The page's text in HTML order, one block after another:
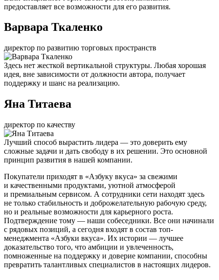
предоставляет все возможности для его развития.
Варвара Ткаленко
директор по развитию торговых пространств
Здесь нет жесткой вертикальной структуры. Любая хорошая
идея, вне зависимости от должности автора, получает
поддержку и шанс на реализацию.
Яна Титаева
директор по качеству
Лучший способ вырастить лидера — это доверить ему
сложные задачи и дать свободу в их решении. Это основной
принцип развития в нашей компании.
Покупатели приходят в «Азбуку вкуса» за свежими
и качественными продуктами, уютной атмосферой
и премиальным сервисом. А сотрудники сети находят здесь
не только стабильность и доброжелательную рабочую среду,
но и реальные возможности для карьерного роста.
Подтверждение тому — наши собеседники. Все они начинали
с рядовых позиций, а сегодня входят в состав топ-
менеджмента «Азбуки вкуса». Их истории — лучшее
доказательство того, что амбиции и увлеченность,
помноженные на поддержку и доверие компании, способны
превратить талантливых специалистов в настоящих лидеров.